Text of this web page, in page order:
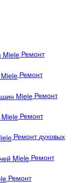
Ремонт
Ремонт
Ремонт
Ремонт
Ремонт духовых
Ремонт
Ремонт